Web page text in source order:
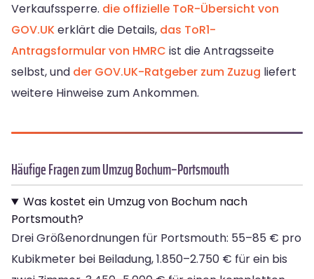
Verkaufssperre. die offizielle ToR-Übersicht von
GOV.UKerklärt die Details, das ToR1-
Antragsformular von HMRC ist die Antragsseite
selbst, und der GOV.UK-Ratgeber zum Zuzug liefert
weitere Hinweise zum Ankommen.
Häufige Fragen zum Umzug Bochum–Portsmouth
Was kostet ein Umzug von Bochum nach
Portsmouth?
Drei Größenordnungen für Portsmouth: 55–85 € pro
Kubikmeter bei Beiladung, 1.850–2.750 € für ein bis